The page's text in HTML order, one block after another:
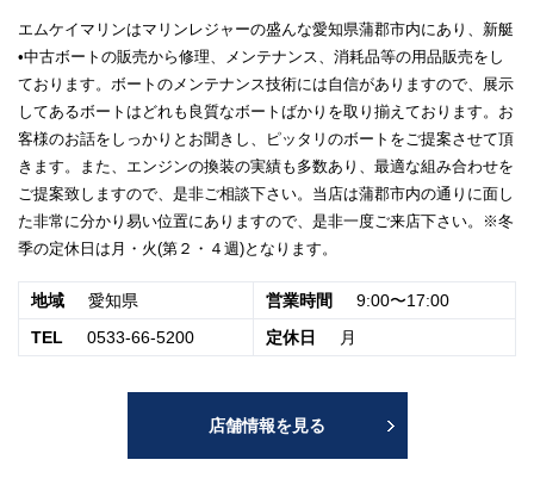
エムケイマリンはマリンレジャーの盛んな愛知県蒲郡市内にあり、新艇
•中古ボートの販売から修理、メンテナンス、消耗品等の用品販売をし
ております。ボートのメンテナンス技術には自信がありますので、展示
してあるボートはどれも良質なボートばかりを取り揃えております。お
客様のお話をしっかりとお聞きし、ピッタリのボートをご提案させて頂
きます。また、エンジンの換装の実績も多数あり、最適な組み合わせを
ご提案致しますので、是非ご相談下さい。当店は蒲郡市内の通りに面し
た非常に分かり易い位置にありますので、是非一度ご来店下さい。※冬
季の定休日は月・火(第２・４週)となります。
地域 愛知県 営業時間
9:00〜17:00
TEL
0533-66-5200 定休日 月
店舗情報を見る